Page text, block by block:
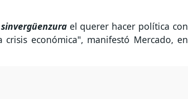
el querer hacer política con
económica", manifestó Mercado, en